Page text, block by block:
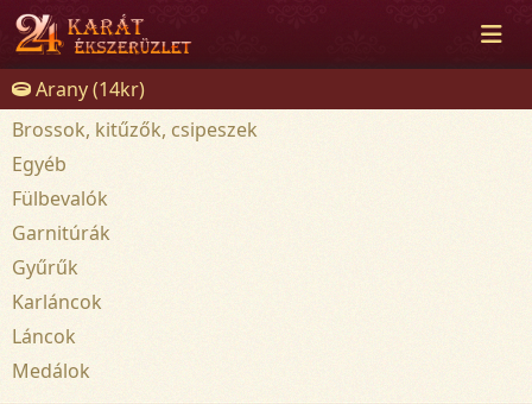
Arany (14kr)
Brossok, kitűzők, csipeszek
Egyéb
Fülbevalók
Garnitúrák
Gyűrűk
Karláncok
Láncok
Medálok